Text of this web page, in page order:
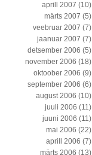
aprill 2007 (10)
märts 2007 (5)
veebruar 2007 (7)
jaanuar 2007 (7)
detsember 2006 (5)
november 2006 (18)
oktoober 2006 (9)
september 2006 (6)
august 2006 (10)
juuli 2006 (11)
juuni 2006 (11)
mai 2006 (22)
aprill 2006 (7)
märts 2006 (13)